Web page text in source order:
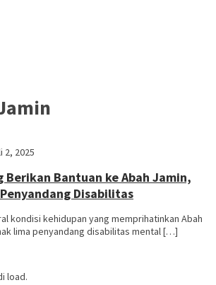
2, 2025
Berikan Bantuan ke Abah Jamin,
Disabilitas
kondisi kehidupan yang memprihatinkan Abah
lima penyandang disabilitas mental […]
load.